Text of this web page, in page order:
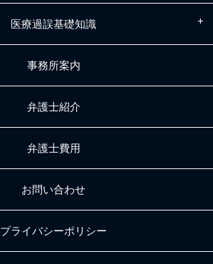
医療過誤基礎知識
事務所案内
弁護士紹介
弁護士費用
お問い合わせ
プライバシーポリシー